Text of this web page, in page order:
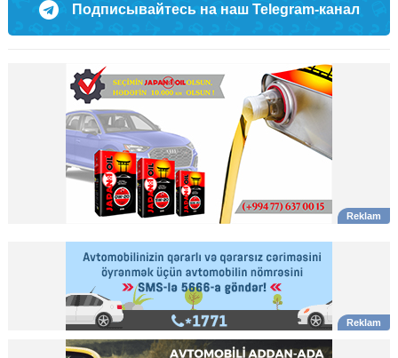
Подписывайтесь на наш Telegram-канал